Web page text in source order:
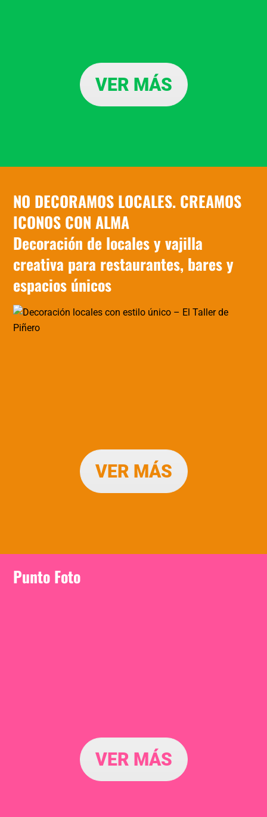
VER MÁS
NO DECORAMOS LOCALES. CREAMOS
ICONOS CON ALMA
Decoración de locales y vajilla
creativa para restaurantes, bares y
espacios únicos
VER MÁS
Punto Foto
VER MÁS